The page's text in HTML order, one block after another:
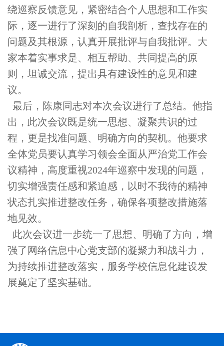
绕巡察反馈意见，紧密结合个人思想和工作实
际，逐一进行了深刻的自我剖析，查找存在的
问题及其根源，认真开展批评与自我批评。大
家本着实事求是、相互帮助、共同提高的原
则，坦诚交流，提出具有建设性的意见和建
议。
最后，陈康同志对本次会议进行了总结。他指
出，此次会议既是统一思想、凝聚共识的过
程，更是找准问题、明确方向的契机。他要求
全体党员要认真学习领会全面从严治党工作会
议精神，高度重视2024年巡察中发现的问题，
切实增强责任感和紧迫感，以时不我待的精神
状态扎实推进整改任务，确保各项整改措施落
地见效。
此次会议进一步统一了思想、明确了方向，增
强了网络信息中心党支部的凝聚力和战斗力，
为持续推进整改落实，服务学校信息化建设发
展奠定了坚实基础。